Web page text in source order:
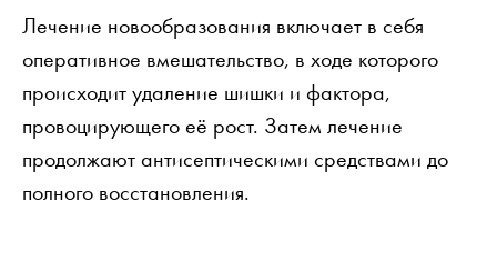
Лечение новообразования включает в себя
оперативное вмешательство, в ходе которого
происходит удаление шишки и фактора,
провоцирующего её рост. Затем лечение
продолжают антисептическими средствами до
полного восстановления.